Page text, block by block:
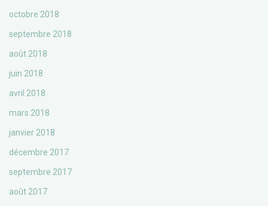
octobre 2018
septembre 2018
août 2018
juin 2018
avril 2018
mars 2018
janvier 2018
décembre 2017
septembre 2017
août 2017